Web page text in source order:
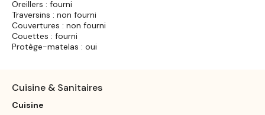
Oreillers : fourni
Traversins : non fourni
Couvertures : non fourni
Couettes : fourni
Protège-matelas : oui
Cuisine & Sanitaires
Cuisine